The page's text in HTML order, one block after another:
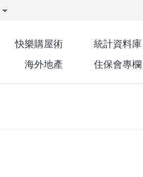
快樂購屋術
統計資料庫
海外地產 住保會專欄